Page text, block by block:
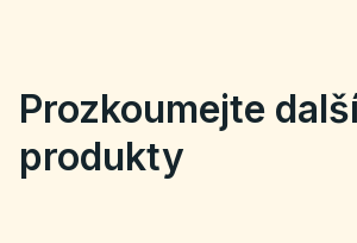
Prozkoumejte
produkty